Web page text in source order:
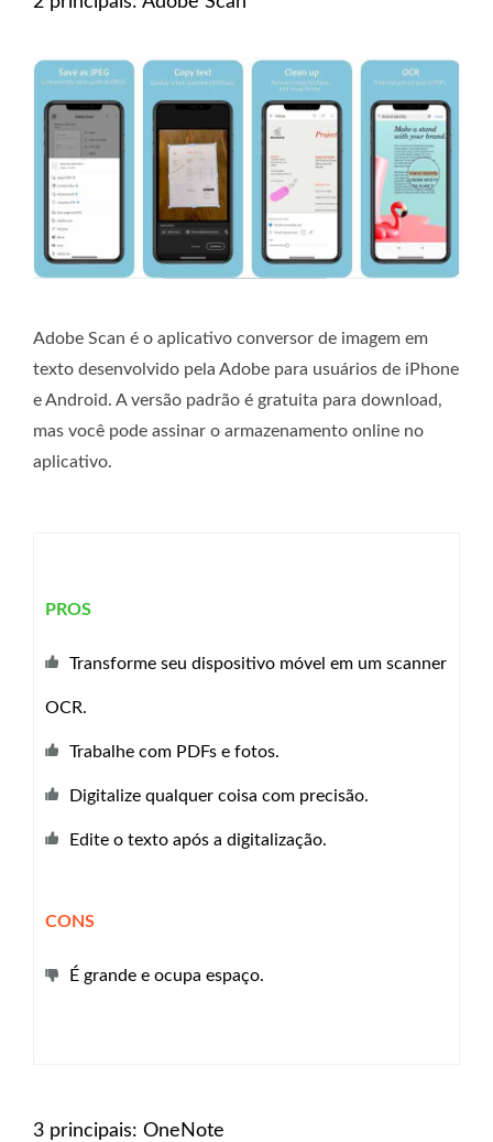
Adobe Scan é o aplicativo conversor de imagem em
texto desenvolvido pela Adobe para usuários de iPhone
e Android. A versão padrão é gratuita para download,
mas você pode assinar o armazenamento online no
aplicativo.
PROS
Transforme seu dispositivo móvel em um scanner
OCR.
Trabalhe com PDFs e fotos.
Digitalize qualquer coisa com precisão.
Edite o texto após a digitalização.
CONS
É grande e ocupa espaço.
3 principais: OneNote